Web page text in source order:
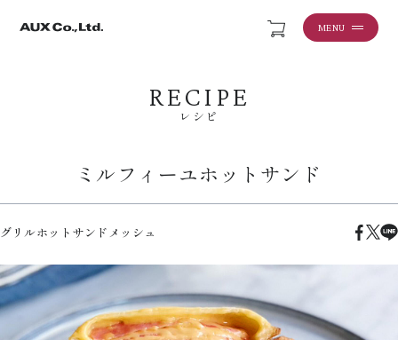
MENU
RECIPE
レシピ
ミルフィーユホットサンド
グリルホットサンドメッシュ